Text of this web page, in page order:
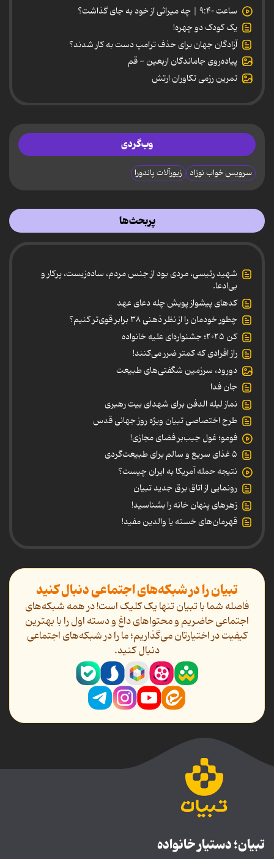
ساعت ۹:۴۰ | چه میراثی از خود به جای گذاشت؟
یک کودک دو چهره!
آزادگان جهان برای حذف ترامپ دست به کار شدند؟
پیاده‌روی جاماندگان اربعین - قم
تمرین رزمی تکاوران ارتش
وب‌گردی
سرویس خواب نوزاد زیورآلات پاندورا
پربحث‌ها
شهید رئیسی، مردی بود از جنس مردم، ساده‌زیست، پرکار و
بی‌ادعا.
کدهای پیشواز پویش چله دعای عهد
چطور خودمان را از نظر ذهنی ۳۸ برابر قوی‌تر کنیم؟
کن ۲۰۲۵؛ جشنواره‌ای علیه خانواده
راز افرادی که کمتر ضرر می‌کنند!
دورود، سرزمین شگفتی‌های طبیعت
جان فدا
نماز لیله الدفن برای شهدای بیت رهبری
طرح اختصاصی تبیان ویژه روز جهانی قدس
فومو؛ غول جیب‌بر فضای مجازی!
۵ غذای سریع و سالم برای طبیعت‌گردی
نتیجه حمله آمریکا به ایران چیست؟
رونمایی از اتاق برق جدید تبیان
زهرهای پنهان خانه را بشناسید!
قهرمان‌های خسته یا والدین مفید!
تبیان را در شبکه‌های اجتماعی دنبال کنید
فاصله شما با تبیان تنها یک کلیک است! در همه شبکه‌های
اجتماعی حاضریم و محتواهای داغ و دسته اول را با بهترین
کیفیت در اختیارتان می‌گذاریم؛ ما را در شبکه‌های اجتماعی
دنیال کنید.
تبیان؛ دستیار خانواده